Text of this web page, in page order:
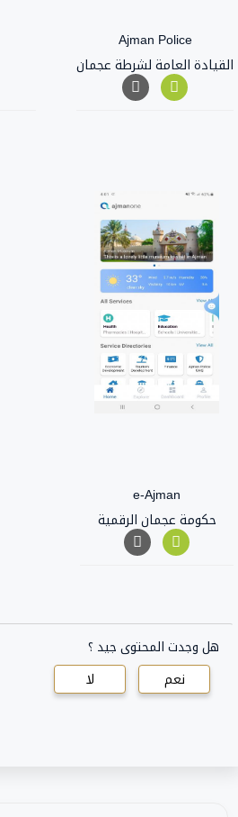
Ajman Police
القيادة العامة لشرطة عجمان
e-Ajman
حكومة عجمان الرقمية
هل وجدت المحتوى جيد ؟
نعم لا